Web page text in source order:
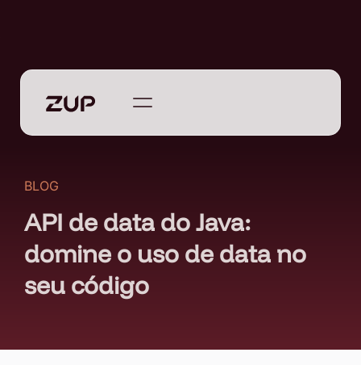
BLOG
API de data do Java:
domine o uso de data no
seu código